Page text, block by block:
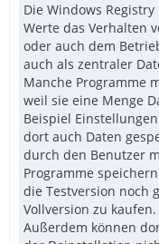
Die Windows
Werte das Verhalten
oder auch dem
auch als zentraler
Manche Programme
weil sie eine Menge
Beispiel
dort auch Daten
durch den Benutzer
Programme
die Testversion noch
Vollversion zu kaufen.
Außerdem können